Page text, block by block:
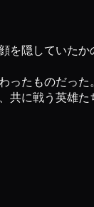
を隠していた
たものだっ
に戦う英雄た